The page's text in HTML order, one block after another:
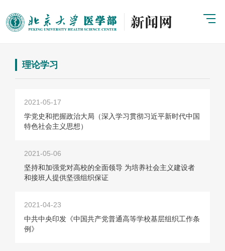
理论学习
2021-05-17
学党史和把握政治大局（深入学习贯彻习近平新时代中国
特色社会主义思想）
2021-05-06
坚持和加强党对高校的全面领导 为培养社会主义建设者
和接班人提供坚强组织保证
2021-04-23
中共中央印发《中国共产党普通高等学校基层组织工作条
例》